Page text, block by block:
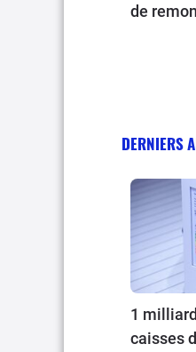
de
DERNIERS
1
caisses